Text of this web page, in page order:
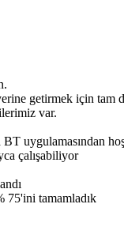
getirmek için tam
var.
BT uygulamasından
çalışabiliyor
75'ini tamamladık